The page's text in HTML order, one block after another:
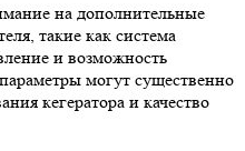
на дополнительные
такие как система
и возможность
могут существенно
кегератора и качество